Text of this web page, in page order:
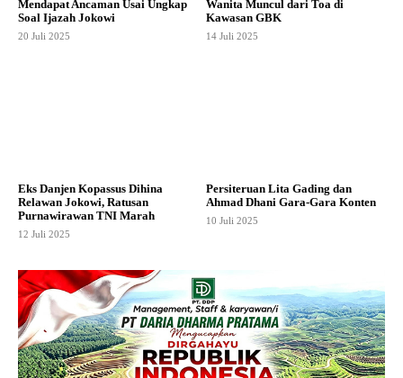
Mendapat Ancaman Usai Ungkap
Soal Ijazah Jokowi
20 Juli 2025
Wanita Muncul dari Toa di
Kawasan GBK
14 Juli 2025
Eks Danjen Kopassus Dihina
Relawan Jokowi, Ratusan
Purnawirawan TNI Marah
12 Juli 2025
Persiteruan Lita Gading dan
Ahmad Dhani Gara-Gara Konten
10 Juli 2025